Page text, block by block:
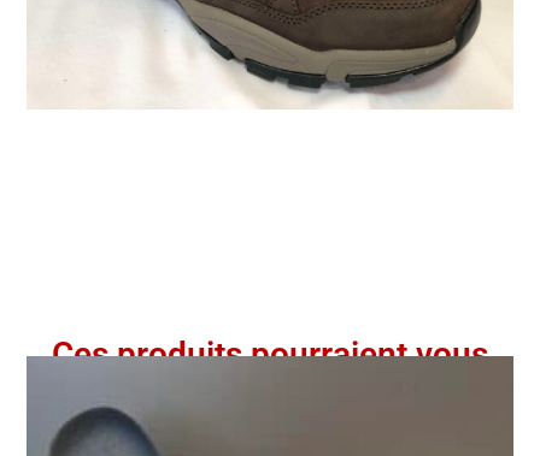
Ces produits pourraient vous